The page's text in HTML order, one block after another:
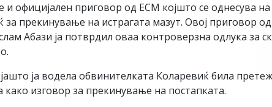
и официјален приговор од ЕСМ којшто се однесува
прекинување на истрагата мазут. Овој приговор
Абази ја потврдил оваа контроверзна одлука за
ја водела обвинителката Коларевиќ била
изговор за прекинување на постапката.